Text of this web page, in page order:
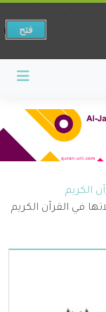
الكريم
في القرآن الكريم
فتح